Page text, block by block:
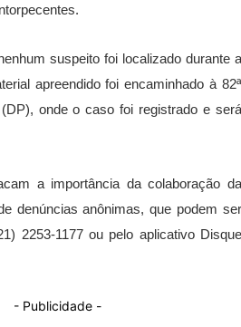
suspeito foi localizado durante a
apreendido foi encaminhado à 82ª
onde o caso foi registrado e será
a importância da colaboração da
denúncias anônimas, que podem ser
2253-1177 ou pelo aplicativo Disque
- Publicidade -